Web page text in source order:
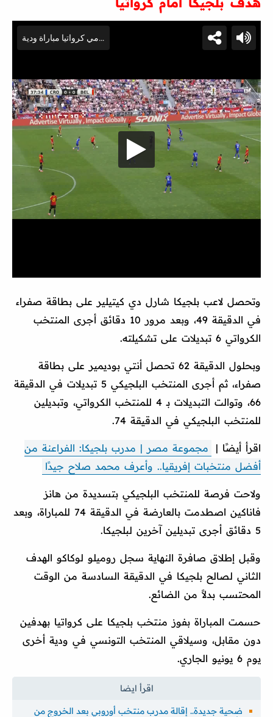
وتحصل لاعب بلجيكا شارل دي كيتيلير على بطاقة صفراء
في الدقيقة 49، وبعد مرور 10 دقائق أجرى المنتخب
الكرواتي 6 تبديلات على تشكيلته.
وبحلول الدقيقة 62 تحصل أنتي بوديمير على بطاقة
صفراء، ثم أجرى المنتخب البلجيكي 5 تبديلات في الدقيقة
66، وتوالت التبديلات بـ 4 للمنتخب الكرواتي، وتبديلين
للمنتخب البلجيكي في الدقيقة 74.
اقرأ أيضًا |
مجموعة مصر | مدرب بلجيكا: الفراعنة من
أفضل منتخبات إفريقيا.. وأعرف محمد صلاح جيدًا
ولاحت فرصة للمنتخب البلجيكي بتسديدة من هانز
فاناكين اصطدمت بالعارضة في الدقيقة 74 للمباراة، وبعد
5 دقائق أجرى تبديلين آخرين لبلجيكا.
وقبل إطلاق صافرة النهاية سجل روميلو لوكاكو الهدف
الثاني لصالح بلجيكا في الدقيقة السادسة من الوقت
المحتسب بدلاً من الضائع.
حسمت المباراة بفوز منتخب بلجيكا على كرواتيا بهدفين
دون مقابل، وسيلاقي المنتخب التونسي في ودية أخرى
يوم 6 يونيو الجاري.
ضحية جديدة.. إقالة مدرب منتخب أوروبي بعد الخروج من